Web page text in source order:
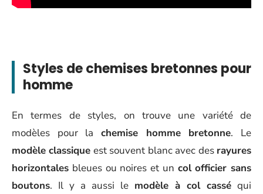
Styles de chemises bretonnes pour
homme
En termes de styles, on trouve une variété de
modèles pour la chemise homme bretonne. Le
modèle classique est souvent blanc avec des rayures
horizontales bleues ou noires et un col officier sans
boutons. Il y a aussi le modèle à col cassé qui